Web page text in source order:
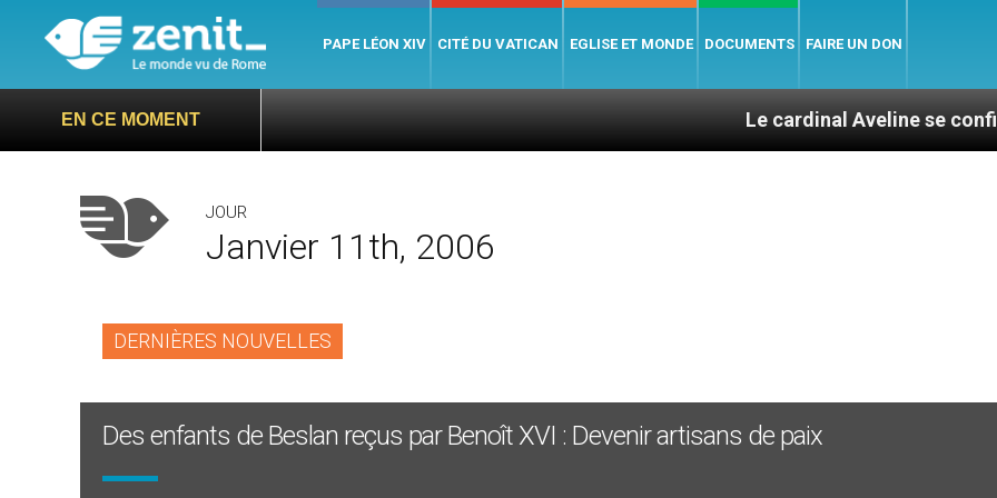
PAPE LÉON XIV CITÉ DU VATICAN EGLISE ET MONDE DOCUMENTS FAIRE UN DON
EN CE MOMENT Le cardinal Aveline se confie : entre
JOUR
Janvier 11th, 2006
DERNIÈRES NOUVELLES
Des enfants de Beslan reçus par Benoît XVI : Devenir artisans de paix